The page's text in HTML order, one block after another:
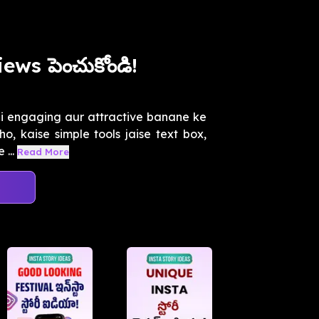
పెంచుకోండి!
engaging aur attractive banane ke
kaise simple tools jaise text box,
... Read More